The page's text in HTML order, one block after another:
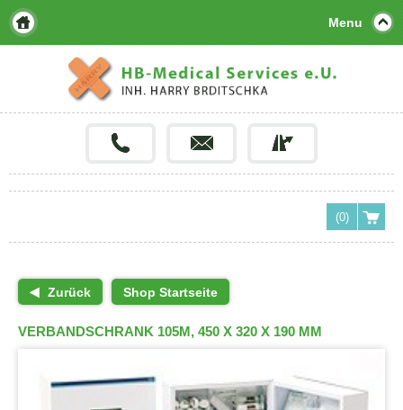
Menu
(0)
Zurück Shop Startseite
VERBANDSCHRANK 105M, 450 X 320 X 190 MM